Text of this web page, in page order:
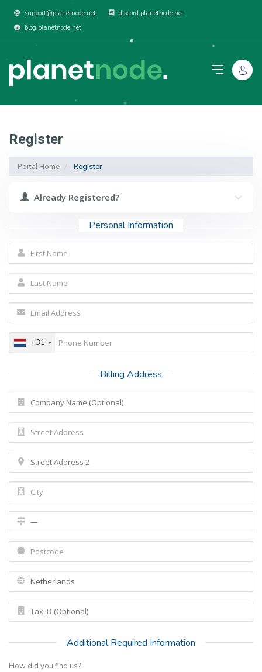
support@planetnode.net
discord.planetnode.net
blog.planetnode.net
Register
Portal Home Register
Already Registered?
Personal Information
+31
Billing Address
Additional Required Information
How did you find us?